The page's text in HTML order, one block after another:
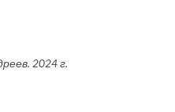
2024 г.